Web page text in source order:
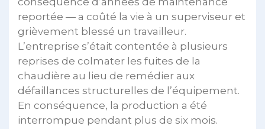
reportée — a coûté la vie à un superviseur et
grièvement blessé un travailleur.
L’entreprise s’était contentée à plusieurs
reprises de colmater les fuites de la
chaudière au lieu de remédier aux
défaillances structurelles de l’équipement.
En conséquence, la production a été
interrompue pendant plus de six mois.